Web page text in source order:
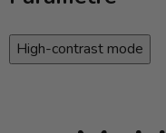
High-contrast mode